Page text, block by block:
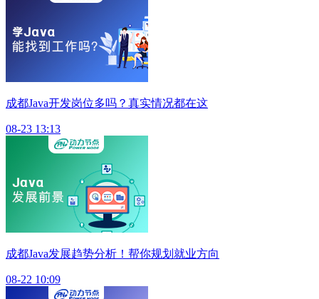
成都Java开发岗位多吗？真实情况都在这
08-23 13:13
成都Java发展趋势分析！帮你规划就业方向
08-22 10:09